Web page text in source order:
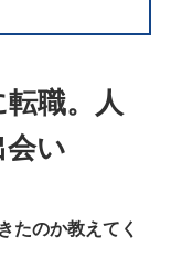
職。人
い
たのか教えてく